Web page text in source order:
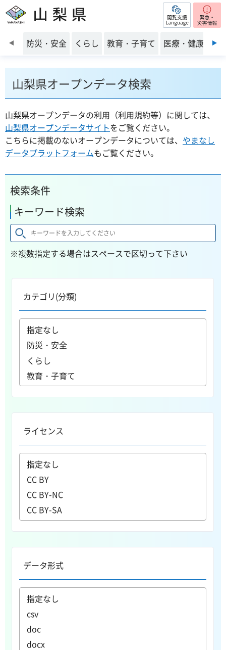
山梨県 閲覧支援
前のスライドを表示
防災・安全 くらし 教育・子育て 医療・健康・福
山梨県オープンデータ検索
山梨県オープンデータの利用（利用規約等）に関しては、
山梨県オープンデータサイトをご覧ください。
こちらに掲載のないオープンデータについては、 やまなし
データプラットフォームもご覧ください。
検索条件
キーワード検索
※複数指定する場合はスペースで区切って下さい
カテゴリ(分類)
ライセンス
データ形式